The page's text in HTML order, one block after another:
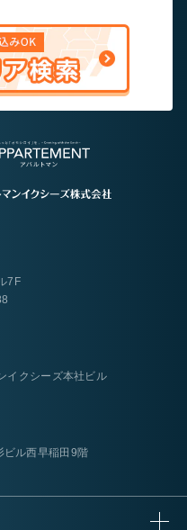
7F
イクシーズ本社ビル
ビル西早稲田9階